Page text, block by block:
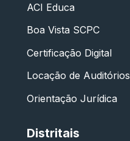
ACI Educa
Boa Vista SCPC
Certificação Digital
Locação de Auditórios
Orientação Jurídica
Distritais